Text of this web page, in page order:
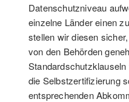
Datenschutzniveau
einzelne Länder einen
stellen wir diesen
von den Behörden
die Selbstzertifizierung
entsprechenden